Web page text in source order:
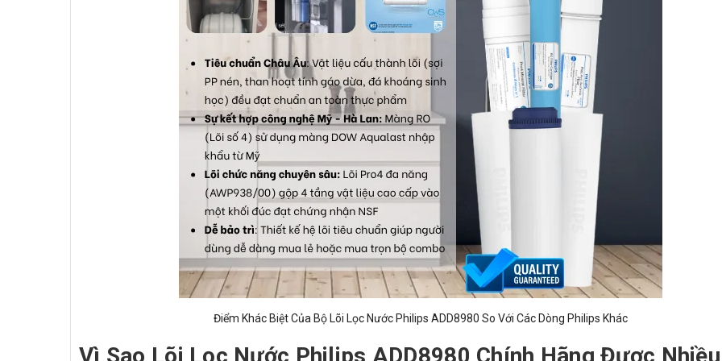
Điểm Khác Biệt Của Bộ Lõi Lọc Nước Philips ADD8980 So Với Các Dòng Philips Khác